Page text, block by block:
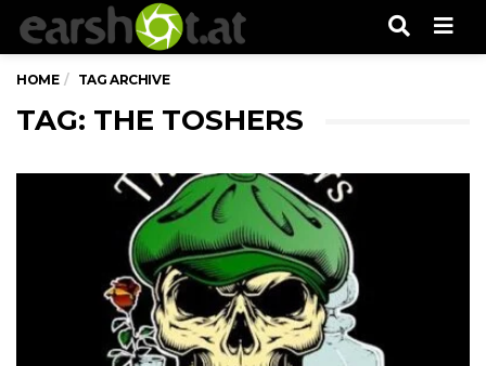
HOME TAG ARCHIVE
TAG: THE TOSHERS